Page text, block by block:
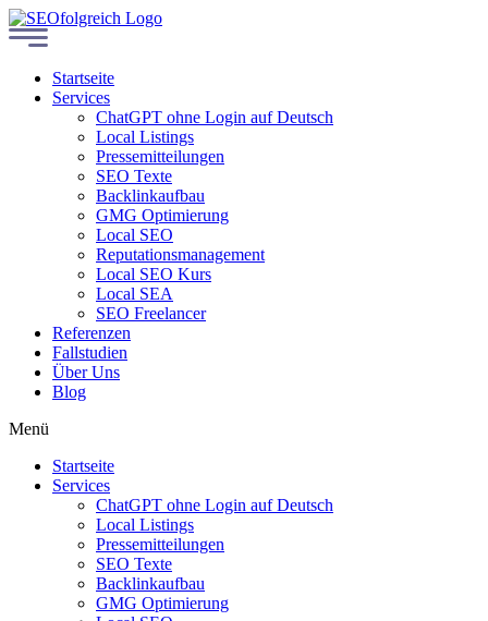
Startseite
Services
ChatGPT ohne Login auf Deutsch
Local Listings
Pressemitteilungen
SEO Texte
Backlinkaufbau
GMG Optimierung
Local SEO
Reputationsmanagement
Local SEO Kurs
Local SEA
SEO Freelancer
Referenzen
Fallstudien
Über Uns
Blog
Menü
Startseite
Services
ChatGPT ohne Login auf Deutsch
Local Listings
Pressemitteilungen
SEO Texte
Backlinkaufbau
GMG Optimierung